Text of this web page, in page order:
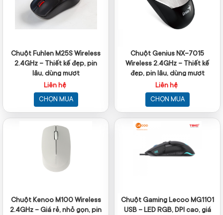
Chuột Fuhlen M25S Wireless
2.4GHz – Thiết kế đẹp, pin
lâu, dùng mượt
Liên hệ
CHỌN MUA
Chuột Genius NX-7015
Wireless 2.4GHz – Thiết kế
đẹp, pin lâu, dùng mượt
Liên hệ
CHỌN MUA
Chuột Kenoo M100 Wireless
2.4GHz – Giá rẻ, nhỏ gọn, pin
Chuột Gaming Lecoo MG1101
USB – LED RGB, DPI cao, giá